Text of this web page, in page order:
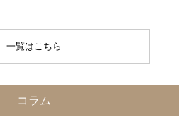
一覧はこちら
コラム